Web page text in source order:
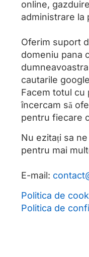
online,
administrare la
Oferim suport
domeniu pana
cautarile
Facem totul cu
încercam să
pentru fiecare
Nu ezitați sa
pentru mai
E-mail:
Politica de
Politica de